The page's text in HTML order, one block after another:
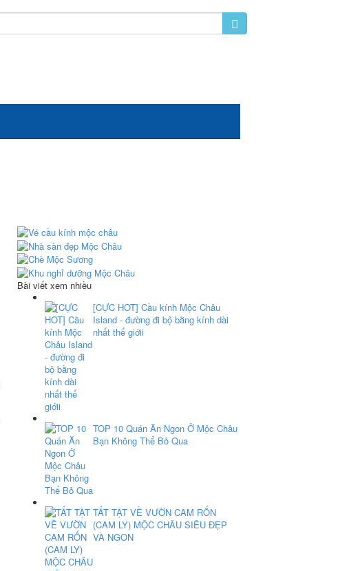
Bài viết xem nhiều
[CỰC HOT] Cầu kính Mộc Châu
Island - đường đi bộ bằng kính dài
nhất thế giớii
TOP 10 Quán Ăn Ngon Ở Mộc Châu
Bạn Không Thể Bỏ Qua
TẤT TẬT VỀ VƯỜN CAM RỐN
(CAM LY) MỘC CHÂU SIÊU ĐẸP
VÀ NGON